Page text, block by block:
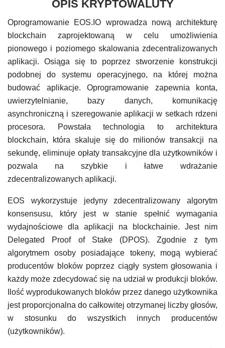
OPIS KRYPTOWALUTY
Oprogramowanie EOS.IO wprowadza nową architekturę
blockchain zaprojektowaną w celu umożliwienia
pionowego i poziomego skalowania zdecentralizowanych
aplikacji. Osiąga się to poprzez stworzenie konstrukcji
podobnej do systemu operacyjnego, na której można
budować aplikacje. Oprogramowanie zapewnia konta,
uwierzytelnianie, bazy danych, komunikację
asynchroniczną i szeregowanie aplikacji w setkach rdzeni
procesora. Powstała technologia to architektura
blockchain, która skaluje się do milionów transakcji na
sekundę, eliminuje opłaty transakcyjne dla użytkowników i
pozwala na szybkie i łatwe wdrażanie
zdecentralizowanych aplikacji.
EOS wykorzystuje jedyny zdecentralizowany algorytm
konsensusu, który jest w stanie spełnić wymagania
wydajnościowe dla aplikacji na blockchainie. Jest nim
Delegated Proof of Stake (DPOS). Zgodnie z tym
algorytmem osoby posiadające tokeny, mogą wybierać
producentów bloków poprzez ciągły system głosowania i
każdy może zdecydować się na udział w produkcji bloków.
Ilość wyprodukowanych bloków przez danego użytkownika
jest proporcjonalna do całkowitej otrzymanej liczby głosów,
w stosunku do wszystkich innych producentów
(użytkowników).